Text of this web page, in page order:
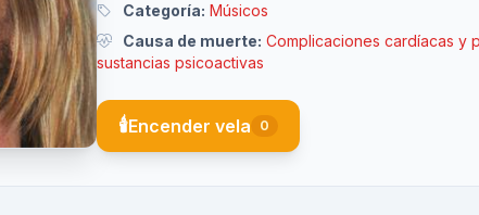
Categoría: Músicos
Causa de muerte: Complicaciones cardíacas y
sustancias psicoactivas
🕯️Encender vela 0